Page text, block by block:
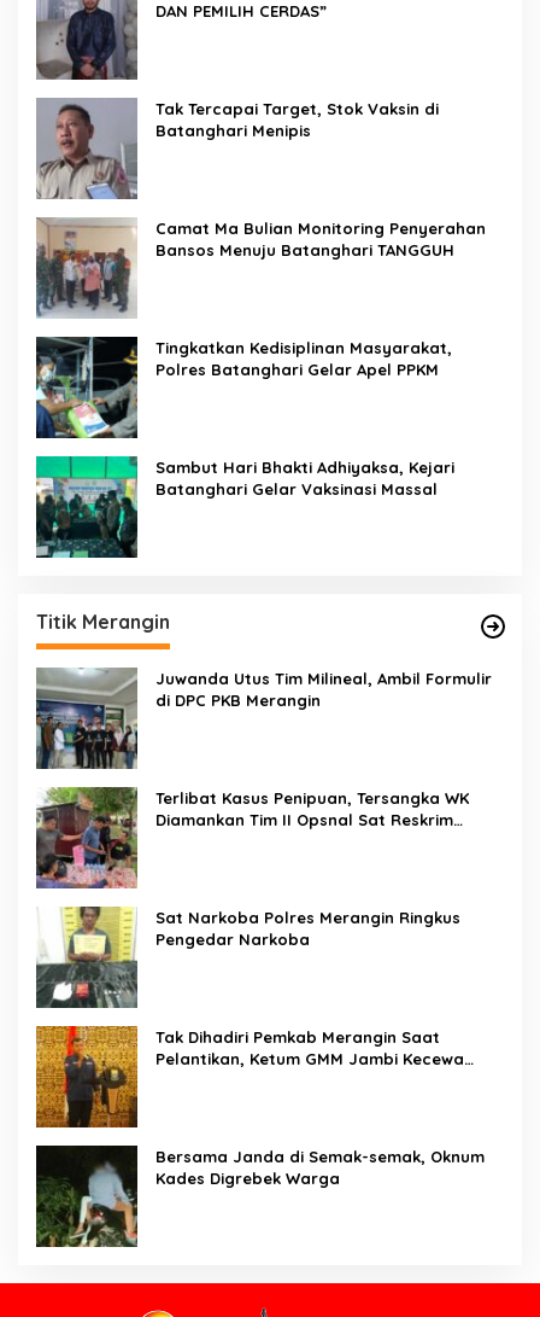
DAN PEMILIH CERDAS”
Tak Tercapai Target, Stok Vaksin di
Batanghari Menipis
Camat Ma Bulian Monitoring Penyerahan
Bansos Menuju Batanghari TANGGUH
Tingkatkan Kedisiplinan Masyarakat,
Polres Batanghari Gelar Apel PPKM
Sambut Hari Bhakti Adhiyaksa, Kejari
Batanghari Gelar Vaksinasi Massal
Titik Merangin
Juwanda Utus Tim Milineal, Ambil Formulir
di DPC PKB Merangin
Terlibat Kasus Penipuan, Tersangka WK
Diamankan Tim II Opsnal Sat Reskrim
Sat Narkoba Polres Merangin Ringkus
Pengedar Narkoba
Tak Dihadiri Pemkab Merangin Saat
Pelantikan, Ketum GMM Jambi Kecewa
Bersama Janda di Semak-semak, Oknum
Kades Digrebek Warga